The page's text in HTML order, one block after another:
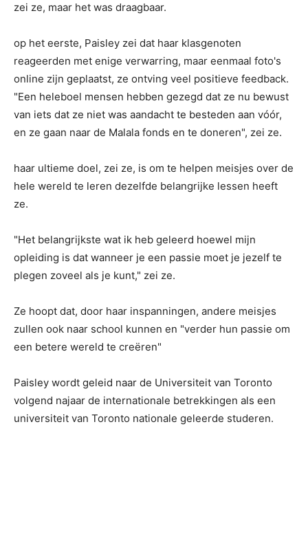
zei ze, maar het was draagbaar.
op het eerste, Paisley zei dat haar klasgenoten
reageerden met enige verwarring, maar eenmaal foto's
online zijn geplaatst, ze ontving veel positieve feedback.
"Een heleboel mensen hebben gezegd dat ze nu bewust
van iets dat ze niet was aandacht te besteden aan vóór,
en ze gaan naar de Malala fonds en te doneren", zei ze.
haar ultieme doel, zei ze, is om te helpen meisjes over de
hele wereld te leren dezelfde belangrijke lessen heeft
ze.
"Het belangrijkste wat ik heb geleerd hoewel mijn
opleiding is dat wanneer je een passie moet je jezelf te
plegen zoveel als je kunt," zei ze.
Ze hoopt dat, door haar inspanningen, andere meisjes
zullen ook naar school kunnen en "verder hun passie om
een betere wereld te creëren"
Paisley wordt geleid naar de Universiteit van Toronto
volgend najaar de internationale betrekkingen als een
universiteit van Toronto nationale geleerde studeren.